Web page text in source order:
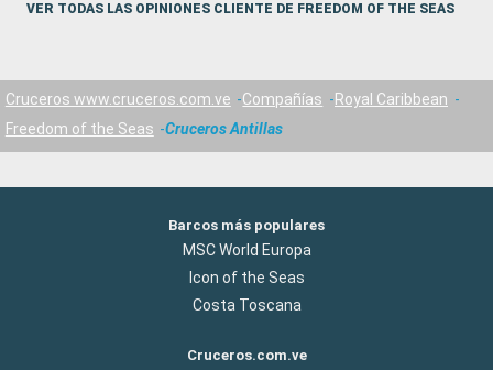
VER TODAS LAS OPINIONES CLIENTE DE FREEDOM OF THE SEAS
Cruceros www.cruceros.com.ve Compañías
Royal Caribbean
Freedom of the Seas
Cruceros Antillas
Barcos más populares
MSC World Europa
Icon of the Seas
Costa Toscana
Cruceros.com.ve